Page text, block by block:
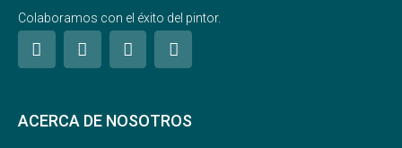
Colaboramos con el éxito del pintor.
ACERCA DE NOSOTROS